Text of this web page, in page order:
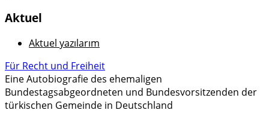
Aktuel
Aktuel yazılarım
Für Recht und Freiheit
Eine Autobiografie des ehemaligen
Bundestagsabgeordneten und Bundesvorsitzenden der
türkischen Gemeinde in Deutschland